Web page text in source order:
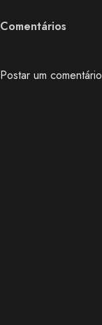
Comentários
Postar um comentário